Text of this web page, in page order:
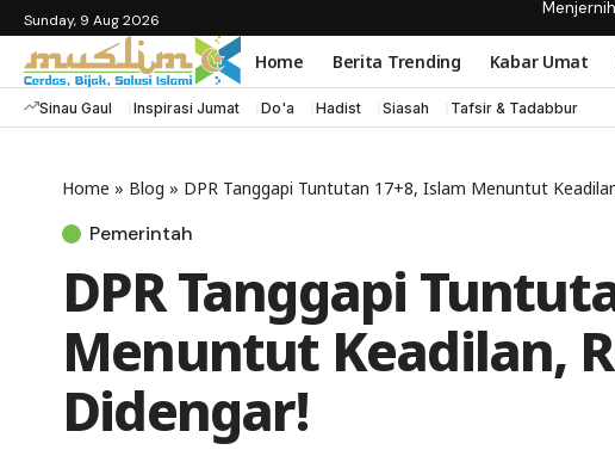
Sunday, 9 Aug 2026
Home Berita Trending Kabar Umat
Sinau Gaul Inspirasi Jumat Do'a Hadist Siasah Tafsir & Tadabbur
Home » Blog » DPR Tanggapi Tuntutan 17+8, Islam Menuntut
Pemerintah
DPR Tanggapi
Menuntut Keadilan,
Didengar!